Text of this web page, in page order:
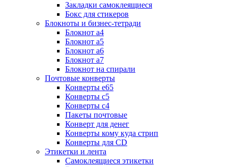
Закладки самоклеящиеся
Бокс для стикеров
Блокноты и бизнес-тетради
Блокнот а4
Блокнот а5
Блокнот а6
Блокнот а7
Блокнот на спирали
Почтовые конверты
Конверты е65
Конверты с5
Конверты с4
Пакеты почтовые
Конверт для денег
Конверты кому куда стрип
Конверты для CD
Этикетки и лента
Самоклеящиеся этикетки